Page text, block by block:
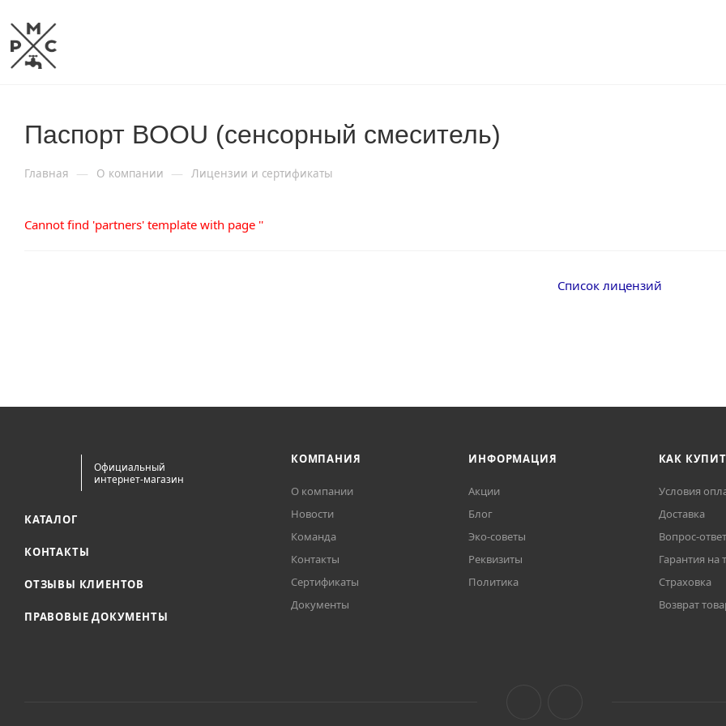
Паспорт BOOU (сенсорный смеситель)
Главная — О компании — Лицензии и сертификаты
Cannot find 'partners' template with page ''
Список лицензий
Официальный
интернет-магазин
КАТАЛОГ
КОНТАКТЫ
ОТЗЫВЫ КЛИЕНТОВ
ПРАВОВЫЕ ДОКУМЕНТЫ
КОМПАНИЯ
О компании
Новости
Команда
Контакты
Сертификаты
Документы
ИНФОРМАЦИЯ
Акции
Блог
Эко-советы
Реквизиты
Политика
КАК
Условия
Доставка
Вопрос-ответ
Гарантия на
Страховка
Возврат